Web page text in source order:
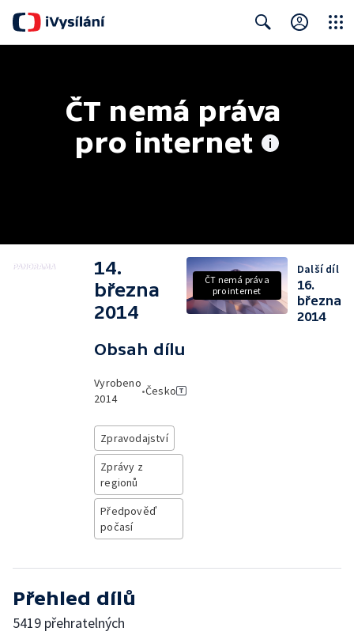
ČT nemá práva
pro internet
14.
března
2014
Obsah dílu
Vyrobeno
2014
•Česko
Zpravodajství
Zprávy z
regionů
Předpověď
počasí
ČT nemá práva
pro internet
Další díl
16.
března
2014
Přehled dílů
5419 přehratelných